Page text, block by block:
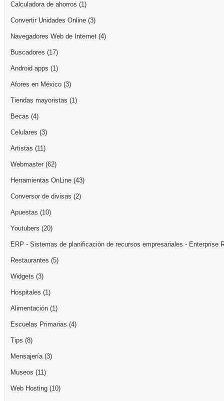
Calculadora de ahorros (1)
Convertir Unidades Online (3)
Navegadores Web de Internet (4)
Buscadores (17)
Android apps (1)
Afores en México (3)
Tiendas mayoristas (1)
Becas (4)
Celulares (3)
Artistas (11)
Webmaster (62)
Herramientas OnLine (43)
Conversor de divisas (2)
Apuestas (10)
Youtubers (20)
ERP - Sistemas de planificación de recursos empresariales - Enterprise
Restaurantes (5)
Widgets (3)
Hospitales (1)
Alimentación (1)
Escuelas Primarias (4)
Tips (8)
Mensajería(3)
Museos (11)
Web Hosting (10)